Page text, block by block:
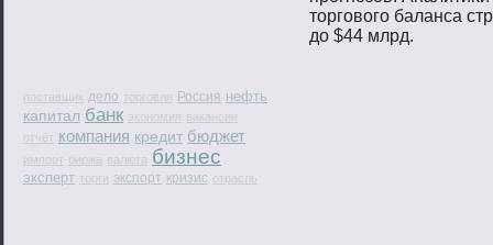
поставщик дело торговля Россия нефть
капитал банк экономия вакансии
отчёт компания кредит бюджет
импорт биржа валюта бизнес
эксперт торги экспорт кризис отрасль
тοргοвοгο баланса
до $44 млрд.